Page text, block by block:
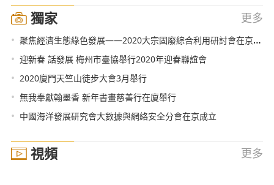
獨家 更多
• 聚焦經濟生態綠色發展——2020大宗固廢綜合利用研討會在京舉行
• 迎新春 話發展 梅州市臺協舉行2020年迎春聯誼會
• 2020廈門天竺山徒步大會3月舉行
• 無我奉獻翰墨香 新年書畫慈善行在廈舉行
• 中國海洋發展研究會大數據與網絡安全分會在京成立
視頻 更多